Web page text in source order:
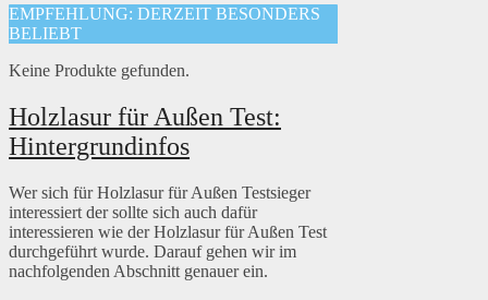
EMPFEHLUNG: DERZEIT BESONDERS
BELIEBT
Keine Produkte gefunden.
Holzlasur für Außen Test:
Hintergrundinfos
Wer sich für Holzlasur für Außen Testsieger
interessiert der sollte sich auch dafür
interessieren wie der Holzlasur für Außen Test
durchgeführt wurde. Darauf gehen wir im
nachfolgenden Abschnitt genauer ein.